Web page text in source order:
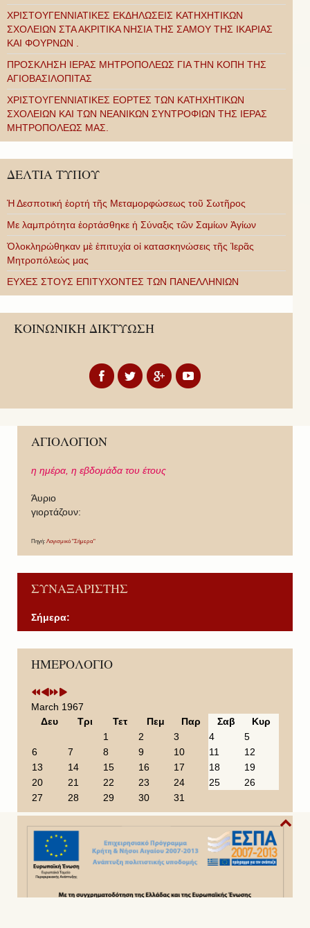
ΧΡΙΣΤΟΥΓΕΝΝΙΑΤΙΚΕΣ ΕΚΔΗΛΩΣΕΙΣ ΚΑΤΗΧΗΤΙΚΩΝ
ΣΧΟΛΕΙΩΝ ΣΤΑ ΑΚΡΙΤΙΚΑ ΝΗΣΙΑ ΤΗΣ ΣΑΜΟΥ ΤΗΣ ΙΚΑΡΙΑΣ
ΚΑΙ ΦΟΥΡΝΩΝ .
ΠΡΟΣΚΛΗΣΗ ΙΕΡΑΣ ΜΗΤΡΟΠΟΛΕΩΣ ΓΙΑ ΤΗΝ ΚΟΠΗ ΤΗΣ
ΑΓΙΟΒΑΣΙΛΟΠΙΤΑΣ
ΧΡΙΣΤΟΥΓΕΝΝΙΑΤΙΚΕΣ ΕΟΡΤΕΣ ΤΩΝ ΚΑΤΗΧΗΤΙΚΩΝ
ΣΧΟΛΕΙΩΝ ΚΑΙ ΤΩΝ ΝΕΑΝΙΚΩΝ ΣΥΝΤΡΟΦΙΩΝ ΤΗΣ ΙΕΡΑΣ
ΜΗΤΡΟΠΟΛΕΩΣ ΜΑΣ.
ΔΕΛΤΙΑ ΤΥΠΟΥ
Ἡ Δεσποτική ἑορτή τῆς Μεταμορφώσεως τοῦ Σωτῆρος
Με λαμπρότητα ἑορτάσθηκε ἡ Σύναξις τῶν Σαμίων Ἁγίων
Ὁλοκληρώθηκαν μὲ ἐπιτυχία οἱ κατασκηνώσεις τῆς Ἱερᾶς
Μητροπόλεώς μας
ΕΥΧΕΣ ΣΤΟΥΣ ΕΠΙΤΥΧΟΝΤΕΣ ΤΩΝ ΠΑΝΕΛΛΗΝΙΩΝ
ΚΟΙΝΩΝΙΚΗ ΔΙΚΤΥΩΣΗ
ΑΓΙΟΛΟΓΙΟΝ
η ημέρα, η εβδομάδα του έτους
Άυριο
γιορτάζουν:
Πηγή: Λογισμικό "Σήμερα"
ΣΥΝΑΞΑΡΙΣΤΗΣ
Σήμερα:
ΗΜΕΡΟΛΟΓΙΟ
P
r
v
i
Y
e
a
r
P
r
v
i
o
o
n
t
h
N
e
t
Y
e
N
e
t
M
March 1967
Δευ
Τρι Τετ Πεμ Παρ Σαβ
Κυρ
1
2 3 4
5
6
7 8 9 10 11
12
13
14 15 16 17 18
19
20
21 22 23 24 25
26
27
28 29 30 31